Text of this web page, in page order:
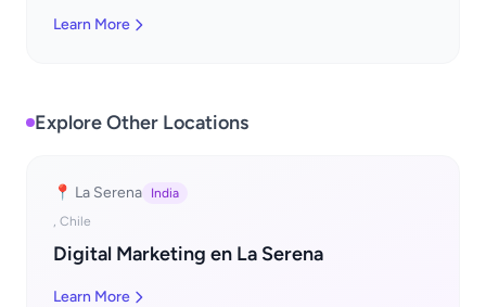
Learn More
Explore Other Locations
📍 La Serena
India
, Chile
Digital Marketing en La Serena
Learn More